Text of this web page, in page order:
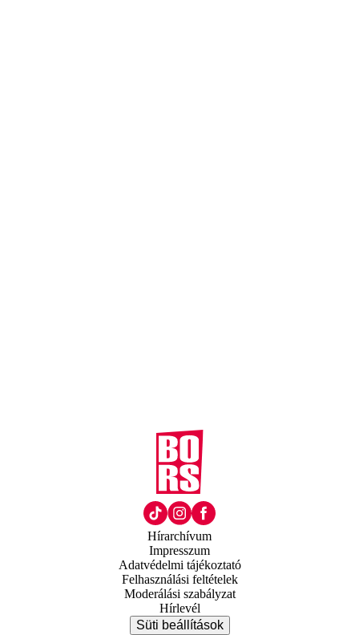
Hírarchívum
Impresszum
Adatvédelmi tájékoztató
Felhasználási feltételek
Moderálási szabályzat
Hírlevél
Süti beállítások